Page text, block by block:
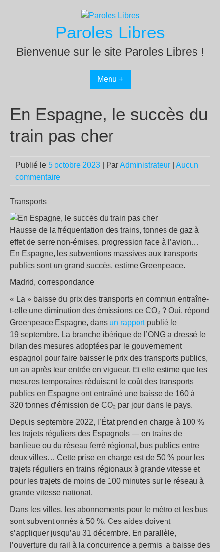
Paroles Libres
Bienvenue sur le site Paroles Libres !
Menu +
En Espagne, le succès du
train pas cher
Publié le 5 octobre 2023 | ParAdministrateur
Aucun
commentaire
Transports
Hausse de la fréquentation des trains, tonnes de gaz à
effet de serre non-émises, progression face à l’avion…
En Espagne, les subventions massives aux transports
publics sont un grand succès, estime Greenpeace.
Madrid, correspondance
« La » baisse du prix des transports en commun entraîne-
t-elle une diminution des émissions de CO₂ ? Oui, répond
Greenpeace Espagne, dans un rapportpublié le
19 septembre. La branche ibérique de l’ONG a dressé le
bilan des mesures adoptées par le gouvernement
espagnol pour faire baisser le prix des transports publics,
un an après leur entrée en vigueur. Et elle estime que les
mesures temporaires réduisant le coût des transports
publics en Espagne ont entraîné une baisse de 160 à
320 tonnes d’émission de CO₂ par jour dans le pays.
Depuis septembre 2022, l’État prend en charge à 100 %
les trajets réguliers des Espagnols — en trains de
banlieue ou du réseau ferré régional, bus publics entre
deux villes… Cette prise en charge est de 50 % pour les
trajets réguliers en trains régionaux à grande vitesse et
pour les trajets de moins de 100 minutes sur le réseau à
grande vitesse national.
Dans les villes, les abonnements pour le métro et les bus
sont subventionnés à 50 %. Ces aides doivent
s’appliquer jusqu’au 31 décembre. En parallèle,
l’ouverture du rail à la concurrence a permis la baisse des